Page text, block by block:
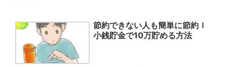
節約
節約できない人も簡単に節約ｌ
小銭貯金で10万貯める方法